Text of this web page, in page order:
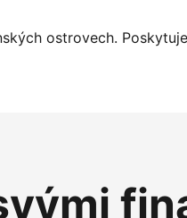
ostrovech.